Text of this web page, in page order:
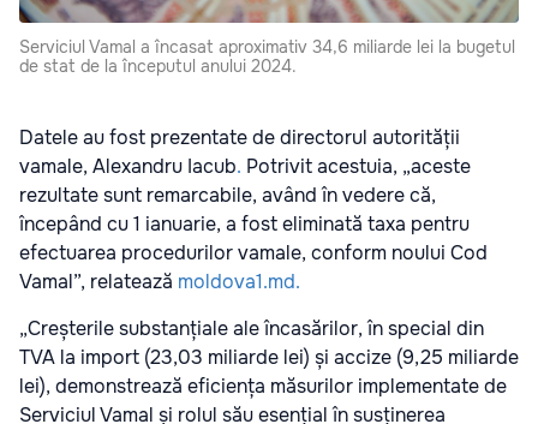
Serviciul Vamal a încasat aproximativ 34,6 miliarde lei la bugetul
de stat de la începutul anului 2024.
Datele au fost prezentate de directorul autorității
vamale, Alexandru Iacub. Potrivit acestuia, „aceste
rezultate sunt remarcabile, având în vedere că,
începând cu 1 ianuarie, a fost eliminată taxa pentru
efectuarea procedurilor vamale, conform noului Cod
Vamal”, relatează moldova1.md.
„Creșterile substanțiale ale încasărilor, în special din
TVA la import (23,03 miliarde lei) și accize (9,25 miliarde
lei), demonstrează eficiența măsurilor implementate de
Serviciul Vamal și rolul său esențial în susținerea